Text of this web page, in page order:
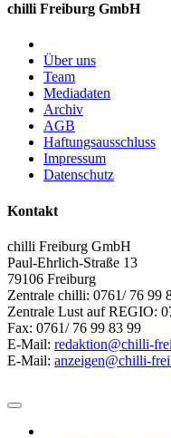
chilli Freiburg GmbH
Über uns
Team
Mediadaten
Archiv
AGB
Haftungsausschluss
Impressum
Datenschutz
Kontakt
chilli Freiburg GmbH
Paul-Ehrlich-Straße 13
79106 Freiburg
Zentrale chilli: 0761/ 76 99
Zentrale Lust auf REGIO:
Fax: 0761/ 76 99 83 99
E-Mail: redaktion@chilli-
E-Mail: anzeigen@chilli-